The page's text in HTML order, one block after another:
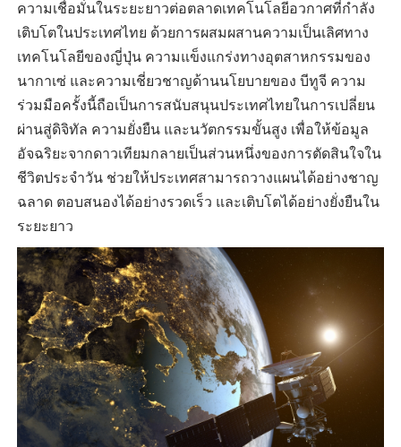
ความเชื่อมั่นในระยะยาวต่อตลาดเทคโนโลยีอวกาศที่กำลัง
เติบโตในประเทศไทย ด้วยการผสมผสานความเป็นเลิศทาง
เทคโนโลยีของญี่ปุ่น ความแข็งแกร่งทางอุตสาหกรรมของ
นากาเซ่ และความเชี่ยวชาญด้านนโยบายของ บีทูจี ความ
ร่วมมือครั้งนี้ถือเป็นการสนับสนุนประเทศไทยในการเปลี่ยน
ผ่านสู่ดิจิทัล ความยั่งยืน และนวัตกรรมขั้นสูง เพื่อให้ข้อมูล
อัจฉริยะจากดาวเทียมกลายเป็นส่วนหนึ่งของการตัดสินใจใน
ชีวิตประจำวัน ช่วยให้ประเทศสามารถวางแผนได้อย่างชาญ
ฉลาด ตอบสนองได้อย่างรวดเร็ว และเติบโตได้อย่างยั่งยืนใน
ระยะยาว